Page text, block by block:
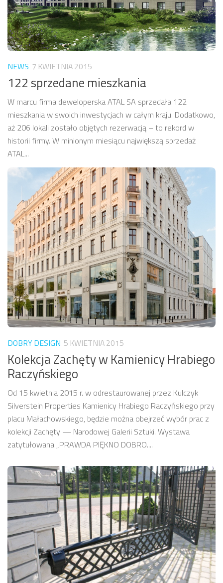
NEWS 7 KWIETNIA 2015
122 sprzedane mieszkania
W marcu firma deweloperska ATAL SA sprzedała 122
mieszkania w swoich inwestycjach w całym kraju. Dodatkowo,
aż 206 lokali zostało objętych rezerwacją – to rekord w
historii firmy. W minionym miesiącu największą sprzedaż
ATAL...
DOBRY DESIGN 5 KWIETNIA 2015
Kolekcja Zachęty w Kamienicy Hrabiego
Raczyńskiego
Od 15 kwietnia 2015 r. w odrestaurowanej przez Kulczyk
Silverstein Properties Kamienicy Hrabiego Raczyńskiego przy
placu Małachowskiego, będzie można obejrzeć wybór prac z
kolekcji Zachęty — Narodowej Galerii Sztuki. Wystawa
zatytułowana „PRAWDA PIĘKNO DOBRO....